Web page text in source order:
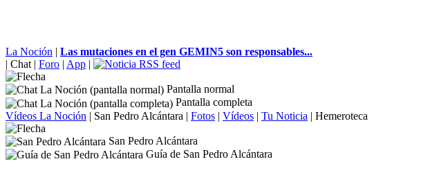
La Noción | Las mutaciones en el gen GEMIN5 son responsables...
| Chat | Foro | App |
Pantalla normal
Pantalla completa
Vídeos La Noción | San Pedro Alcántara | Fotos | Vídeos | Tu Noticia | Hemeroteca
San Pedro Alcántara
Guía de San Pedro Alcántara